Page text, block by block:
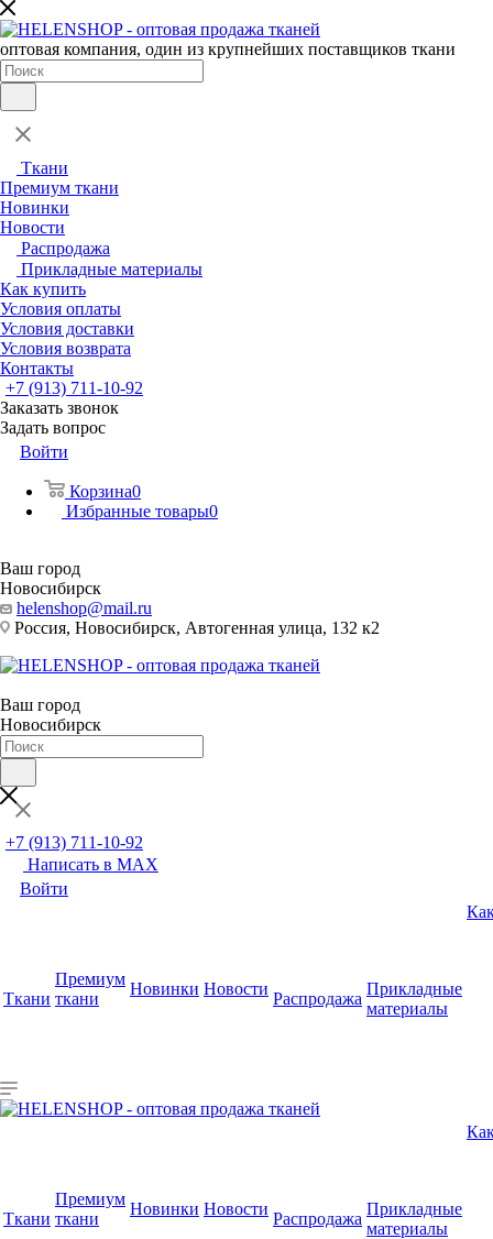
оптовая компания, один из крупнейших поставщиков ткани
Ткани
Премиум ткани
Новинки
Новости
Распродажа
Прикладные материалы
Как купить
Условия оплаты
Условия доставки
Условия возврата
Контакты
+7 (913) 711-10-92
Заказать звонок
Задать вопрос
Войти
Корзина0
Избранные товары0
Ваш город
Новосибирск
helenshop@mail.ru
Россия, Новосибирск, Автогенная улица, 132 к2
Ваш город
Новосибирск
+7 (913) 711-10-92
Написать в MAX
Войти
Ткани
Премиум
ткани
Новинки Новости
Распродажа
Прикладные
материалы
Ткани
Премиум
ткани
Новинки Новости
Распродажа
Прикладные
материалы